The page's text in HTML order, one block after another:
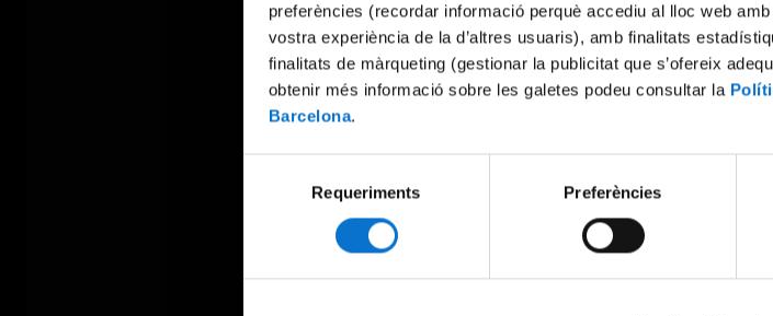
preferències (recordar informació perquè accediu al lloc web
vostra experiència de la d’altres usuaris), amb finalitats
finalitats de màrqueting (gestionar la publicitat que s’ofereix
obtenir més informació sobre les galetes podeu consultar la
Barcelona.
consentiment
Requeriments Preferències
Try again